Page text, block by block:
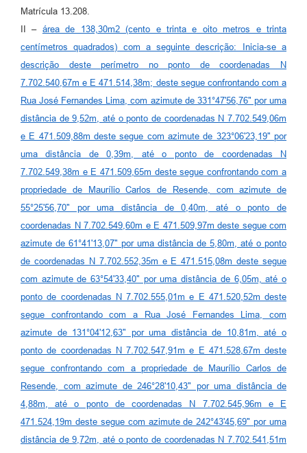
Matrícula 13.208.
II – área de 138,30m2 (cento e trinta e oito metros e trinta
centímetros quadrados) com a seguinte descrição: Inicia-se a
descrição deste perímetro no ponto de coordenadas N
7.702.540,67m e E 471.514,38m; deste segue confrontando com a
Rua José Fernandes Lima, com azimute de 331°47'56,76" por uma
distância de 9,52m, até o ponto de coordenadas N 7.702.549,06m
e E 471.509,88m deste segue com azimute de 323°06'23,19" por
uma distância de 0,39m, até o ponto de coordenadas N
7.702.549,38m e E 471.509,65m deste segue confrontando com a
propriedade de Maurílio Carlos de Resende, com azimute de
55°25'56,70" por uma distância de 0,40m, até o ponto de
coordenadas N 7.702.549,60m e E 471.509,97m deste segue com
azimute de 61°41'13,07" por uma distância de 5,80m, até o ponto
de coordenadas N 7.702.552,35m e E 471.515,08m deste segue
com azimute de 63°54'33,40" por uma distância de 6,05m, até o
ponto de coordenadas N 7.702.555,01m e E 471.520,52m deste
segue confrontando com a Rua José Fernandes Lima, com
azimute de 131°04'12,63" por uma distância de 10,81m, até o
ponto de coordenadas N 7.702.547,91m e E 471.528,67m deste
segue confrontando com a propriedade de Maurílio Carlos de
Resende, com azimute de 246°28'10,43" por uma distância de
4,88m, até o ponto de coordenadas N 7.702.545,96m e E
471.524,19m deste segue com azimute de 242°43'45,69" por uma
distância de 9,72m, até o ponto de coordenadas N 7.702.541,51m